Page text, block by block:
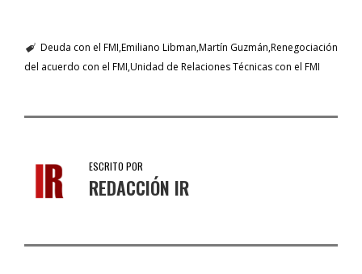
Deuda con el FMI Emiliano Libman Martín Guzmán Renegociación
del acuerdo con el FMI Unidad de Relaciones Técnicas con el FMI
ESCRITO POR
REDACCIÓN IR